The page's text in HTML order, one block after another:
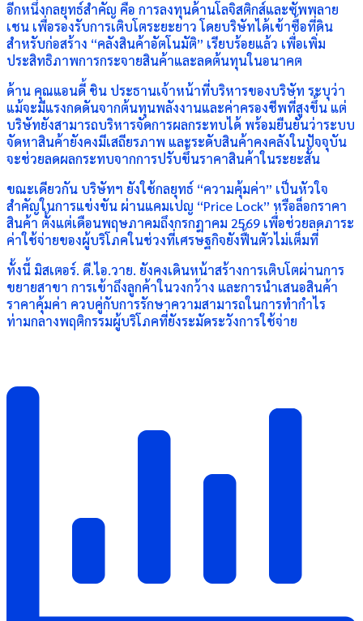
อีกหนึ่งกลยุทธ์สำคัญ คือ การลงทุนด้านโลจิสติกส์และซัพพลาย
เชน เพื่อรองรับการเติบโตระยะยาว โดยบริษัทได้เข้าซื้อที่ดิน
สำหรับก่อสร้าง “คลังสินค้าอัตโนมัติ” เรียบร้อยแล้ว เพื่อเพิ่ม
ประสิทธิภาพการกระจายสินค้าและลดต้นทุนในอนาคต
ด้าน คุณแอนดี้ ชิน ประธานเจ้าหน้าที่บริหารของบริษัท ระบุว่า
แม้จะมีแรงกดดันจากต้นทุนพลังงานและค่าครองชีพที่สูงขึ้น แต่
บริษัทยังสามารถบริหารจัดการผลกระทบได้ พร้อมยืนยันว่าระบบ
จัดหาสินค้ายังคงมีเสถียรภาพ และระดับสินค้าคงคลังในปัจจุบัน
จะช่วยลดผลกระทบจากการปรับขึ้นราคาสินค้าในระยะสั้น
ขณะเดียวกัน บริษัทฯ ยังใช้กลยุทธ์ “ความคุ้มค่า” เป็นหัวใจ
สำคัญในการแข่งขัน ผ่านแคมเปญ “Price Lock” หรือล็อกราคา
สินค้า ตั้งแต่เดือนพฤษภาคมถึงกรกฎาคม 2569 เพื่อช่วยลดภาระ
ค่าใช้จ่ายของผู้บริโภคในช่วงที่เศรษฐกิจยังฟื้นตัวไม่เต็มที่
ทั้งนี้ มิสเตอร์. ดี.ไอ.วาย. ยังคงเดินหน้าสร้างการเติบโตผ่านการ
ขยายสาขา การเข้าถึงลูกค้าในวงกว้าง และการนำเสนอสินค้า
ราคาคุ้มค่า ควบคู่กับการรักษาความสามารถในการทำกำไร
ท่ามกลางพฤติกรรมผู้บริโภคที่ยังระมัดระวังการใช้จ่าย